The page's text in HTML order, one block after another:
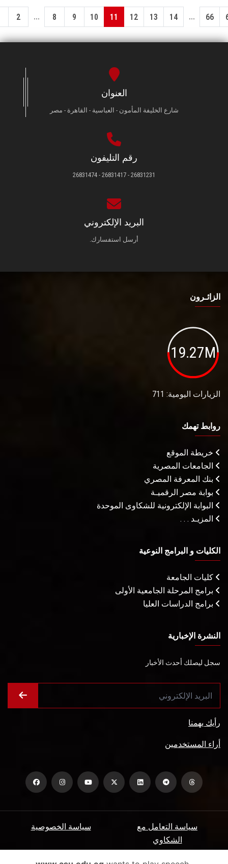
2 ... 8 9 10 11 12 13 14 ... 66
العنوان
شارع الخليفة المأمون - العباسية - القاهرة - مصر
رقم التليفون
26831231 - 26831417 - 26831474
البريد الإلكتروني
أرسل استفسارك.
الزائـرون
19.27M
الزيارات اليومية: 711
روابط تهمك
خريطة الموقع
الجامعات المصرية
بنك المعرفة المصري
بوابة مصر الرقميـة
البوابة الإلكترونية للشكاوى الموحدة
المزيـد . . .
الكليات و البرامج النوعية
كليات الجامعة
برامج المرحلة الجامعية الأولى
برامج الدراسات العليا
النشرة الإخبارية
سجل ليصلك أحدث الأخبار
رأيك يهمنا
أراء المستخدمين
سياسة الخصوصية
سياسة التعامل مع
الشكاوي
الأسئلة الشائعة ميثاق المتعاملين